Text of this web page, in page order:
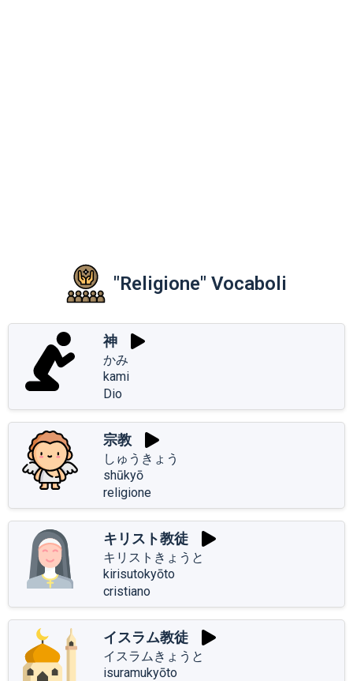
"Religione" Vocaboli
神
かみ
kami
Dio
宗教
しゅうきょう
shūkyō
religione
キリスト教徒
キリストきょうと
kirisutokyōto
cristiano
イスラム教徒
イスラムきょうと
isuramukyōto